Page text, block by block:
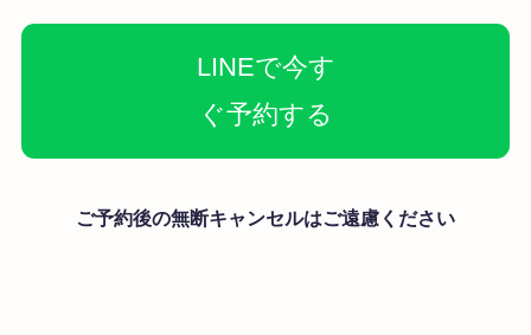
LINEで今す
ぐ予約する
ご予約後の無断キャンセルはご遠慮ください